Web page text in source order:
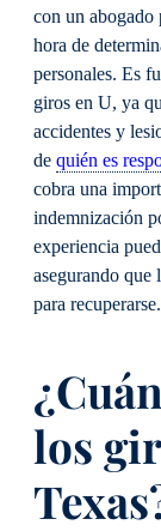
con un abogado
hora de
personales. Es
giros en U, ya
accidentes y
de quién es
cobra una
indemnización
experiencia
asegurando que
para recuperarse.
los